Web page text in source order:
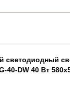
светодиодный
40-DW 40 Вт